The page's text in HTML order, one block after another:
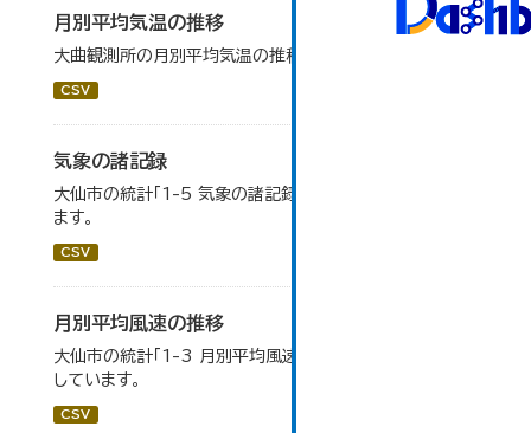
月別平均気温の推移
大曲観測所の月別平均気温の推移一覧です。
CSV
気象の諸記録
大仙市の統計「1-5 気象の諸記録」のデータを参照してい
ます。
CSV
月別平均風速の推移
大仙市の統計「1-3 月別平均風速の推移」のデータを参照
しています。
CSV